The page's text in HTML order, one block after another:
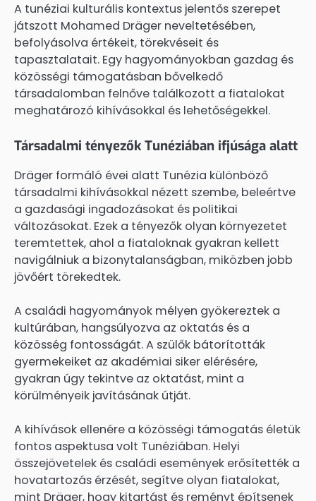
A tunéziai kulturális kontextus jelentős szerepet
játszott Mohamed Dräger neveltetésében,
befolyásolva értékeit, törekvéseit és
tapasztalatait. Egy hagyományokban gazdag és
közösségi támogatásban bővelkedő
társadalomban felnőve találkozott a fiatalokat
meghatározó kihívásokkal és lehetőségekkel.
Társadalmi tényezők Tunéziában ifjúsága alatt
Dräger formáló évei alatt Tunézia különböző
társadalmi kihívásokkal nézett szembe, beleértve
a gazdasági ingadozásokat és politikai
változásokat. Ezek a tényezők olyan környezetet
teremtettek, ahol a fiataloknak gyakran kellett
navigálniuk a bizonytalanságban, miközben jobb
jövőért törekedtek.
A családi hagyományok mélyen gyökereztek a
kultúrában, hangsúlyozva az oktatás és a
közösség fontosságát. A szülők bátorították
gyermekeiket az akadémiai siker elérésére,
gyakran úgy tekintve az oktatást, mint a
körülményeik javításának útját.
A kihívások ellenére a közösségi támogatás életük
fontos aspektusa volt Tunéziában. Helyi
összejövetelek és családi események erősítették a
hovatartozás érzését, segítve olyan fiatalokat,
mint Dräger, hogy kitartást és reményt építsenek